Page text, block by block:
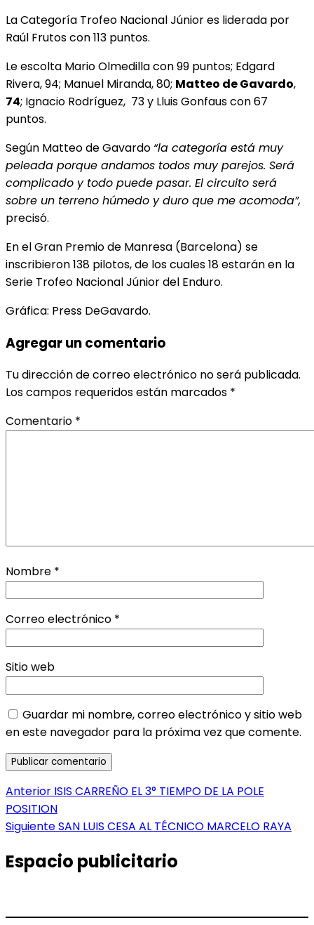
La Categoría Trofeo Nacional Júnior es liderada por
Raúl Frutos con 113 puntos.
Le escolta Mario Olmedilla con 99 puntos; Edgard
Rivera, 94; Manuel Miranda, 80; Matteo de Gavardo,
74; Ignacio Rodríguez, 73 y Lluis Gonfaus con 67
puntos.
Según Matteo de Gavardo “la categoría está muy
peleada porque andamos todos muy parejos. Será
complicado y todo puede pasar. El circuito será
sobre un terreno húmedo y duro que me acomoda”,
precisó.
En el Gran Premio de Manresa (Barcelona) se
inscribieron 138 pilotos, de los cuales 18 estarán en la
Serie Trofeo Nacional Júnior del Enduro.
Gráfica: Press DeGavardo.
Agregar un comentario
Tu dirección de correo electrónico no será publicada.
Los campos requeridos están marcados *
Comentario *
Nombre *
Correo electrónico *
Sitio web
Guardar mi nombre, correo electrónico y sitio web
en este navegador para la próxima vez que comente.
Navegación
de
Anterior Entrada
anterior:
ISIS CARREÑO EL 3° TIEMPO DE LA POLE
POSITION
SiguienteEntrada
SAN LUIS CESA AL TÉCNICO MARCELO RAYA
Espacio publicitario